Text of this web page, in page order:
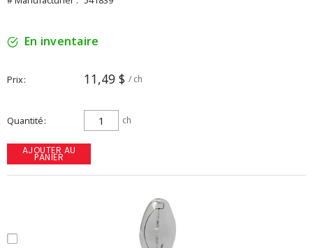
En inventaire
Prix 11,49 $ / ch
Quantité ch
AJOUTER AU
PANIER